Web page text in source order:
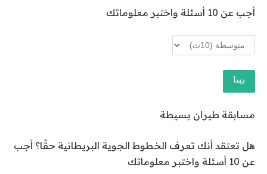
أجب عن 10 أسئلة واختبر معلوماتك
يبدأ
مسابقة طيران بسيطة
هل تعتقد أنك تعرف الخطوط الجوية البريطانية حقًا؟ أجب
عن 10 أسئلة واختبر معلوماتك